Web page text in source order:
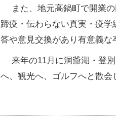
また、地元高鍋町で開業の
蹄疫・伝わらない真実・疫
答や意見交換があり有意義
来年の11月に洞爺湖・登
へ、観光へ、ゴルフへと散